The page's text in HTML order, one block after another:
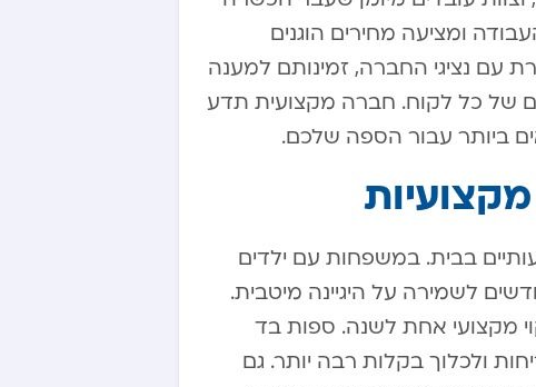
ומציעה מחירים הוגנים
נציגי החברה, זמינותם למענה
של כל לקוח. חברה מקצועית תדע
ביותר עבור הספה שלכם.
בבית. במשפחות עם ילדים
או חיות מחמד, מומלץ לבצע ניקוי מקצועי כל 4-6 חודשים לשמירה על היגיינה מיטבית.
מקצועי אחת לשנה. ספות בד
ולכלוך בקלות רבה יותר. גם